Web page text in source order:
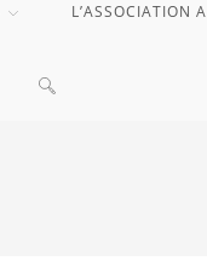
L’ASSOCIATION
TOGGLE